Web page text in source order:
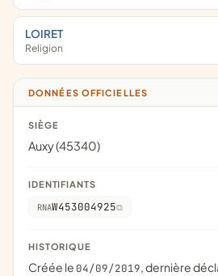
LOIRET
Religion
DONNÉES OFFICIELLES
SIÈGE
Auxy (45340)
IDENTIFIANTS
RNAW453004925
HISTORIQUE
Créée le 04/09/2019, dernière